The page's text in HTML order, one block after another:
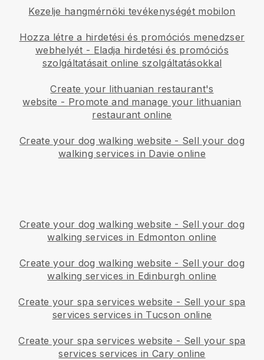
Kezelje hangmérnöki tevékenységét mobilon
Hozza létre a hirdetési és promóciós menedzser
webhelyét - Eladja hirdetési és promóciós
szolgáltatásait online szolgáltatásokkal
Create your lithuanian restaurant's
website - Promote and manage your lithuanian
restaurant online
Create your dog walking website - Sell your dog
walking services in Davie online
Create your dog walking website - Sell your dog
walking services in Edmonton online
Create your dog walking website - Sell your dog
walking services in Edinburgh online
Create your spa services website - Sell your spa
services services in Tucson online
Create your spa services website - Sell your spa
services services in Cary online